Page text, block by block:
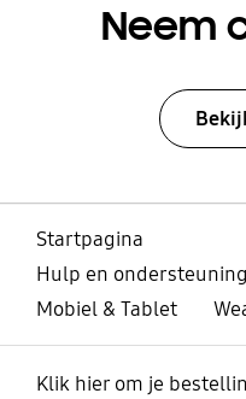
Neem
Startpagina
Hulp en
Mobiel & Tablet
Klik hier om je